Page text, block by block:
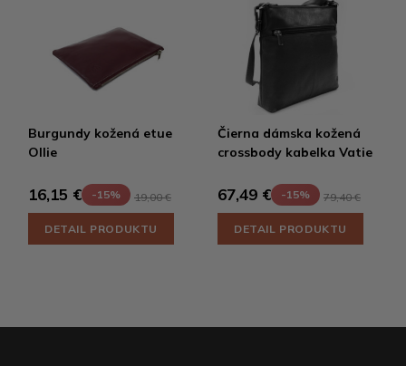
Burgundy kožená etue
Ollie
16,15 € -15% 19,00 €
DETAIL PRODUKTU
Čierna dámska kožená
crossbody kabelka Vatie
67,49 € -15% 79,40 €
DETAIL PRODUKTU